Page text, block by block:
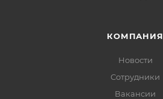
КОМПАНИЯ
Новости
Сотрудники
Вакансии